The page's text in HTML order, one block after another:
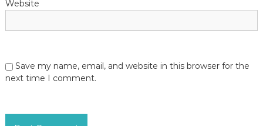
Website
Save my name, email, and website in this browser for the
next time I comment.